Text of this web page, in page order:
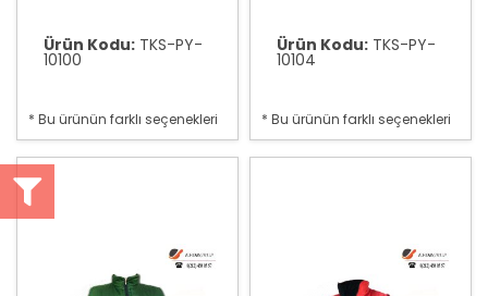
Ürün Kodu: TKS-PY-
10100
* Bu ürünün farklı seçenekleri
Ürün Kodu: TKS-PY-
10104
* Bu ürünün farklı seçenekleri